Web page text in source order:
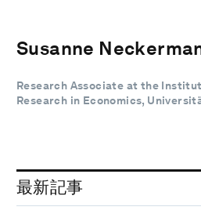
Susanne
Research Associate at the
Research in Economics,
最新記事